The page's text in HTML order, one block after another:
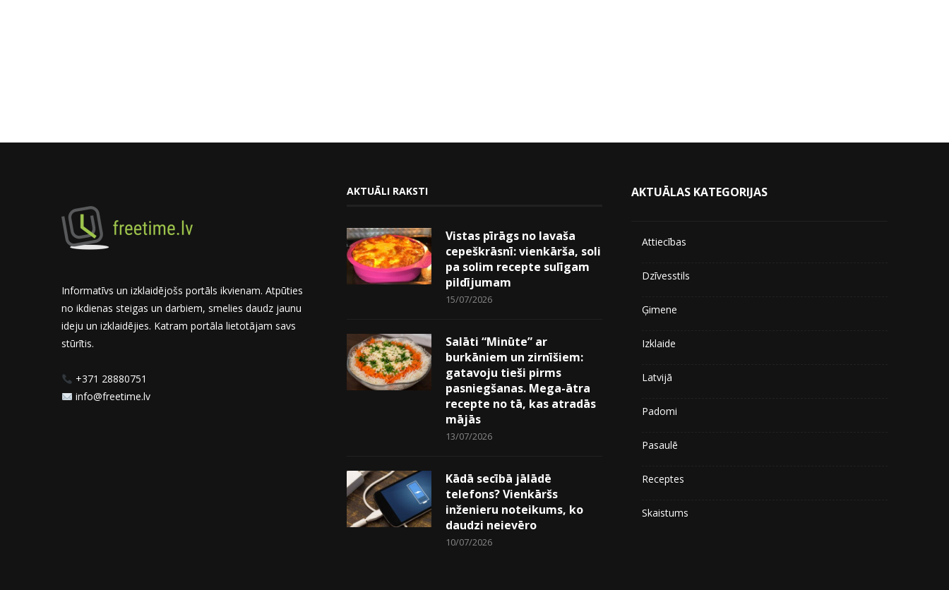
Informatīvs un izklaidējošs portāls ikvienam. Atpūties
no ikdienas steigas un darbiem, smelies daudz jaunu
ideju un izklaidējies. Katram portāla lietotājam savs
stūrītis.
+371 28880751
info@freetime.lv
AKTUĀLI RAKSTI
Vistas pīrāgs no lavaša
cepeškrāsnī: vienkārša, soli
pa solim recepte sulīgam
pildījumam
15/07/2026
Salāti “Minūte” ar
burkāniem un zirnīšiem:
gatavoju tieši pirms
pasniegšanas. Mega-ātra
recepte no tā, kas atradās
mājās
13/07/2026
Kādā secībā jālādē
telefons? Vienkāršs
inženieru noteikums, ko
daudzi neievēro
10/07/2026
AKTUĀLAS KATEGORIJAS
Attiecības
Dzīvesstils
Ģimene
Izklaide
Latvijā
Padomi
Pasaulē
Receptes
Skaistums